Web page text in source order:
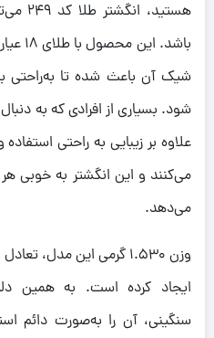
باشد.
شیک آن باعث شده تا به‌راحتی
شود. بسیاری از افرادی که به دنبال
علاوه بر زیبایی به راحتی
می‌کنند و این انگشتر به خوبی هر
می‌دهد.
وزن 1.530 گرمی این
ایجاد کرده است. به همین
سنگینی، آن را به‌صورت دائم